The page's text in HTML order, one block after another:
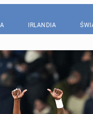
IRLANDIA